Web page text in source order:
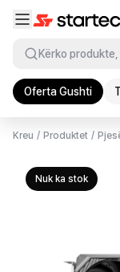
Kërko
Oferta Gushti
Kreu / Produktet /
Nuk ka stok